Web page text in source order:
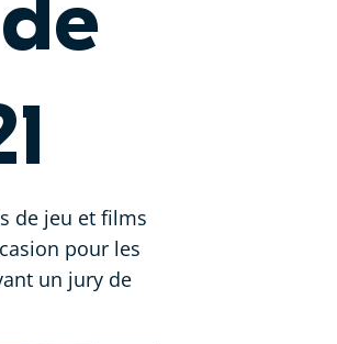
de jeu et films
pour les
un jury de